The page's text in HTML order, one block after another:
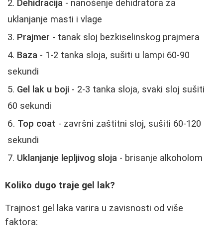
Dehidracija - nanošenje dehidratora za
uklanjanje masti i vlage
Prajmer - tanak sloj bezkiselinskog prajmera
Baza - 1-2 tanka sloja, sušiti u lampi 60-90
sekundi
Gel lak u boji - 2-3 tanka sloja, svaki sloj sušiti
60 sekundi
Top coat - završni zaštitni sloj, sušiti 60-120
sekundi
Uklanjanje lepljivog sloja - brisanje alkoholom
Koliko dugo traje gel lak?
Trajnost gel laka varira u zavisnosti od više
faktora: